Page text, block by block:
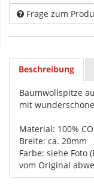
Frage zum
Beschreibung
Baumwollspitze
mit
Material: 100% CO
Breite: ca. 20mm
Farbe: siehe Foto
vom Original